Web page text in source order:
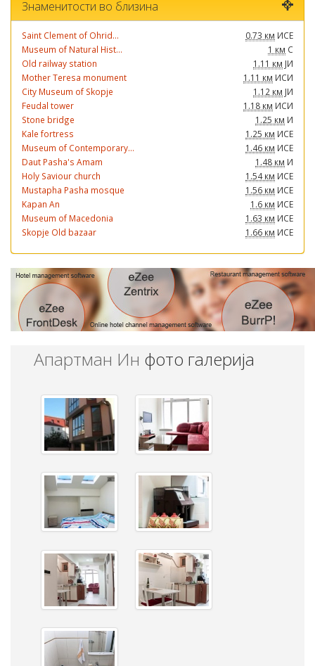
Знаменитости во близина
Saint Clement of Ohrid... 0.73 км ИСЕ
Museum of Natural Hist...
1 км С
Old railway station
1.11 км ЈИ
Mother Teresa monument
1.11 км ИСИ
City Museum of Skopje
1.12 км ЈИ
Feudal tower
1.18 км ИСИ
Stone bridge
1.25 км И
Kale fortress
1.25 км ИСЕ
Museum of Contemporary...
1.46 км ИСЕ
Daut Pasha's Amam
1.48 км И
Holy Saviour church
1.54 км ИСЕ
Mustapha Pasha mosque
1.56 км ИСЕ
Kapan An
1.6 км ИСЕ
Museum of Macedonia
1.63 км ИСЕ
Skopje Old bazaar
1.66 км ИСЕ
Апартман Ин фото галерија